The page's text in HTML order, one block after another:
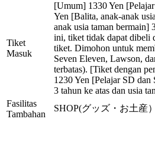
Tiket
Masuk
[Umum] 1330 Yen
Yen [Balita, anak-anak
anak usia taman bermain]
ini, tiket tidak dapat dibeli
tiket. Dimohon untuk
Seven Eleven, Lawson,
terbatas). [Tiket dengan
1230 Yen [Pelajar SD
3 tahun ke atas dan usia
Fasilitas
Tambahan
SHOP(グッズ・お土産